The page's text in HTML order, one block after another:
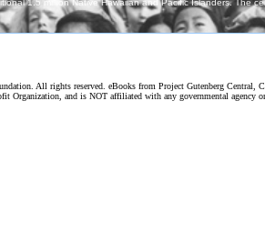
All rights reserved. eBooks from Project Gutenberg Central,
Organization, and is NOT affiliated with any governmental agency